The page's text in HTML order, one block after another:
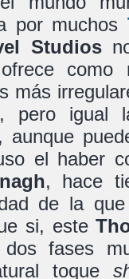
por muchos
Studios
como
más
pero igual
aunque
el haber
, hace
de la
si, este
fases
toque